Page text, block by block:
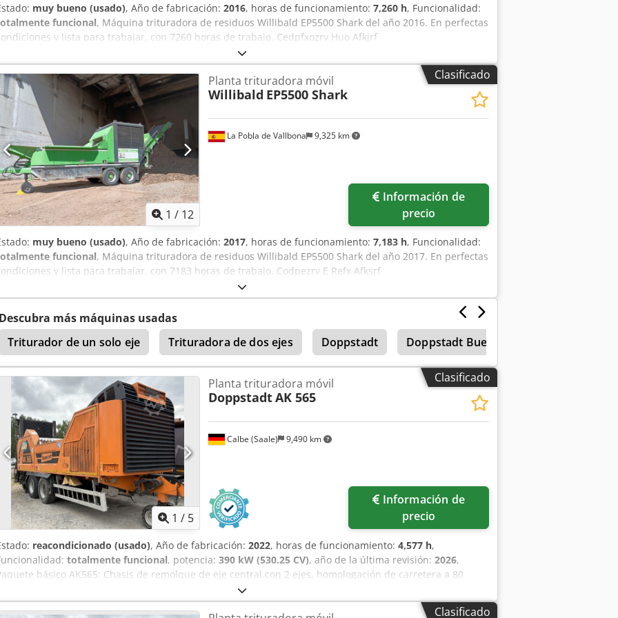
muy bueno (usado), Año de fabricación: 2016, horas de funcionamiento: 7,260 h, Funcionalidad:
funcional, Máquina trituradora de residuos Willibald EP5500 Shark del año 2016. En perfectas
y lista para trabajar, con 7260 horas de trabajo. Cedpfxozrv Huo Afkjrf
Clasificado
1 / 12
La Pobla de Vallbona 9,325 km
Planta trituradora móvil
Willibald EP5500 Shark
precio
muy bueno (usado), Año de fabricación: 2017, horas de funcionamiento: 7,183 h, Funcionalidad:
funcional, Máquina trituradora de residuos Willibald EP5500 Shark del año 2017. En perfectas
y lista para trabajar, con 7183 horas de trabajo. Codpezrv E Refx Afksrf
Descubra más máquinas usadas
Triturador de un solo eje
Trituradora de dos ejes Doppstadt Doppstadt Bueffel
Clasificado
1 / 5
Calbe (Saale) 9,490 km
Planta trituradora móvil
DoppstadtAK 565
precio
reacondicionado (usado), Año de fabricación: 2022, horas de funcionamiento: 4,577 h,
totalmente funcional, potencia: 390 kW (530.25 CV), año de la última revisión: 2026,
básico AK565: Chasis de remolque de eje central con 2 ejes, homologación de carretera a 80
km/h Sistema de frenos incl. ABS e iluminación conforme a la directiva CE Ojo de enganche CE de 50 mm
zapata de enganche Neumáticos 385/65 R22,5 Pata de apoyo regulable hidráulicamente Protección
Clasificado